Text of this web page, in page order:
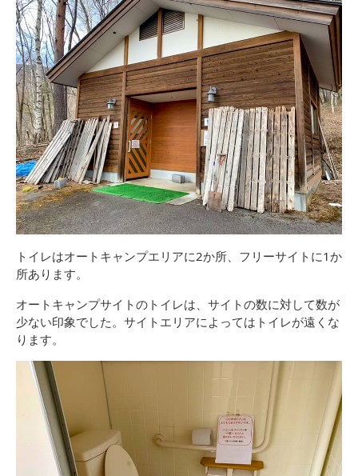
トイレはオートキャンプエリアに2か所、フリーサイトに1か
所あります。
オートキャンプサイトのトイレは、サイトの数に対して数が
少ない印象でした。サイトエリアによってはトイレが遠くな
ります。